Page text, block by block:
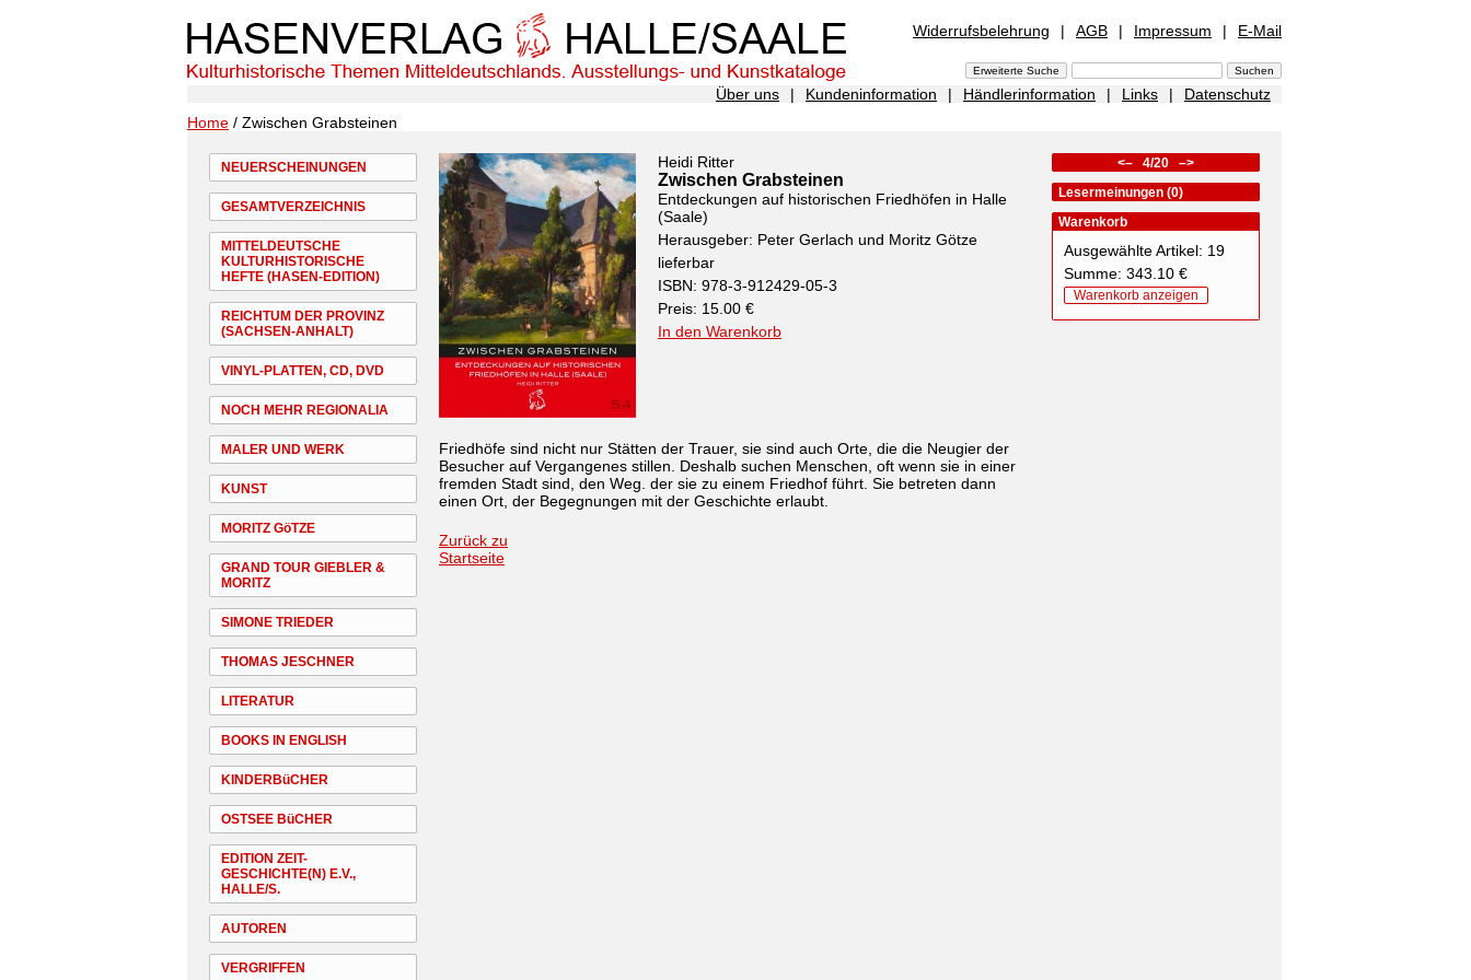
Widerrufsbelehrung | AGB | Impressum | E-Mail
Über uns | Kundeninformation | Händlerinformation | Links |
Datenschutz
Home / Zwischen Grabsteinen
NEUERSCHEINUNGEN
GESAMTVERZEICHNIS
MITTELDEUTSCHE
KULTURHISTORISCHE
HEFTE (HASEN-EDITION)
REICHTUM DER PROVINZ
(SACHSEN-ANHALT)
VINYL-PLATTEN, CD, DVD
NOCH MEHR REGIONALIA
MALER UND WERK
KUNST
MORITZ GöTZE
GRAND TOUR GIEBLER &
MORITZ
SIMONE TRIEDER
THOMAS JESCHNER
LITERATUR
BOOKS IN ENGLISH
KINDERBüCHER
OSTSEE BüCHER
EDITION ZEIT-
GESCHICHTE(N) E.V.,
HALLE/S.
AUTOREN
VERGRIFFEN
Heidi Ritter
Zwischen Grabsteinen
Entdeckungen auf historischen Friedhöfen in Halle
(Saale)
Herausgeber: Peter Gerlach und Moritz Götze
lieferbar
ISBN: 978-3-912429-05-3
Preis: 15.00 €
In den Warenkorb
Friedhöfe sind nicht nur Stätten der Trauer, sie sind auch Orte, die die Neugier der
Besucher auf Vergangenes stillen. Deshalb suchen Menschen, oft wenn sie in einer
fremden Stadt sind, den Weg. der sie zu einem Friedhof führt. Sie betreten dann
einen Ort, der Begegnungen mit der Geschichte erlaubt.
Zurück zu
Startseite
<– 4/20 –>
Lesermeinungen (0)
Warenkorb
Ausgewählte Artikel: 19
Summe: 343.10 €
Warenkorb anzeigen